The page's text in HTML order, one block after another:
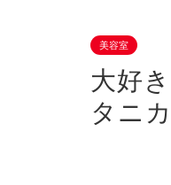
美容室
大好
タニ